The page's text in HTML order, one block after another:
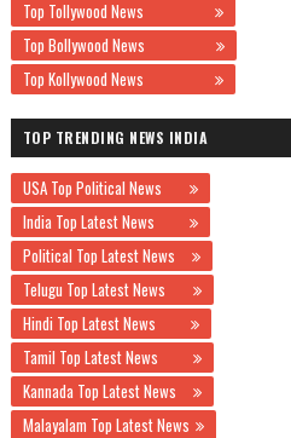
Top Tollywood News
Top Bollywood News
Top Kollywood News
TOP TRENDING NEWS INDIA
USA Top Political News
India Top Latest News
Political Top Latest News
Telugu Top Latest News
Hindi Top Latest News
Tamil Top Latest News
Kannada Top Latest News
Malayalam Top Latest News